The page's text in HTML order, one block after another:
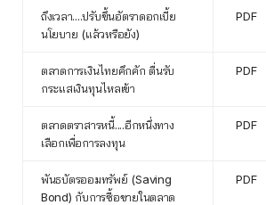
ถึงเวลา....ปรับขึ้นอัตราดอกเบี้ย
นโยบาย (แล้วหรือยัง)
PDF
ตลาดการเงินไทยคึกคัก ตื่นรับ
กระแสเงินทุนไหลเข้า
PDF
ตลาดตราสารหนี้....อีกหนึ่งทาง
เลือกเพื่อการลงทุน
PDF
พันธบัตรออมทรัพย์ (Saving
Bond) กับการซื้อขายในตลาด
PDF